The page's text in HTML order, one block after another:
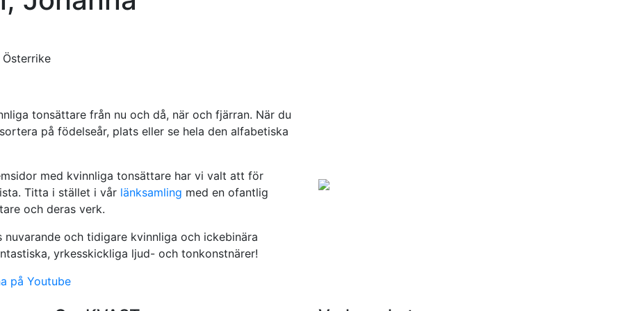
Österrike
tonsättare från nu och då, när och fjärran. När du
på födelseår, plats eller se hela den alfabetiska
med kvinnliga tonsättare har vi valt att för
Titta i stället i vår länksamling med en ofantlig
och deras verk.
nuvarande och tidigare kvinnliga och ickebinära
yrkesskickliga ljud- och tonkonstnärer!
på Youtube